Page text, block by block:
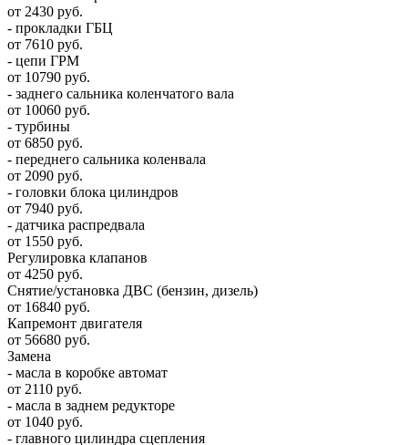
от 2430 руб.
- прокладки ГБЦ
от 7610 руб.
- цепи ГРМ
от 10790 руб.
- заднего сальника коленчатого вала
от 10060 руб.
- турбины
от 6850 руб.
- переднего сальника коленвала
от 2090 руб.
- головки блока цилиндров
от 7940 руб.
- датчика распредвала
от 1550 руб.
Регулировка клапанов
от 4250 руб.
Снятие/установка ДВС (бензин, дизель)
от 16840 руб.
Капремонт двигателя
от 56680 руб.
Замена
- масла в коробке автомат
от 2110 руб.
- масла в заднем редукторе
от 1040 руб.
- главного цилиндра сцепления